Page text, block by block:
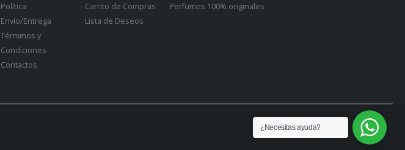
Política
Envío/Entrega
Términos y
Condiciones
Contactos
Carrito de Compras
Lista de Deseos
Perfumes 100% originales
¿Necesitas ayuda?